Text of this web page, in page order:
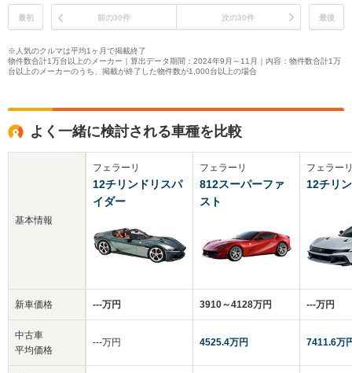
最初 前の30件 次の30件 最後
※人気のクルマは平均1ヶ月で掲載終了
物件数合計1万台以上のメーカー｜算出データ期間：2024年9月～11月｜内容：物件数合計1万
台以上のメーカーのうち、掲載が終了した物件数が1,000台以上の場合
よく一緒に検討される車種を比較
基本情報
新車価格
中古車
平均価格
フェラーリ
12チリンドリスパ
イダー
‐‐‐万円
‐‐‐万円
フェラーリ
812スーパーファ
スト
3910～4128万円
4525.4万円
フェラー
12チリ
‐‐‐万円
7411.6万